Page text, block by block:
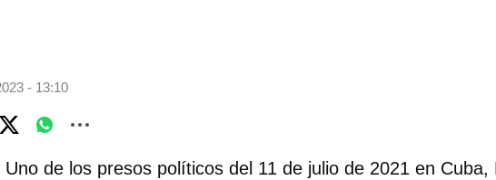
- 13:10
Uno de los presos políticos del 11 de julio de 2021 en Cuba,